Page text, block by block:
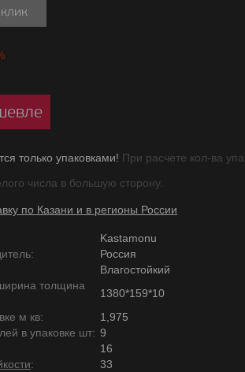
только упаковками! При расчете кол-ва
числа в большую сторону.
по Казани и в регионы России
Kastamonu
Россия
Влагостойкий
толщина
1380*159*10
м кв:
1,975
в упаковке шт: 9
16
:
33